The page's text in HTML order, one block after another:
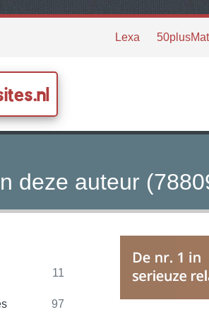
Lexa
deze auteur
11
97